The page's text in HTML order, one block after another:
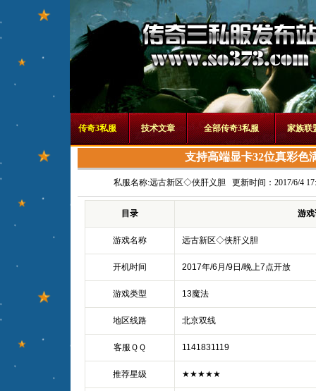
传奇3私服 技术文章 全部传奇3私服 家族联
支持高端显卡32位真彩色
私服名称:远古新区◇侠肝义胆更新时间：2017/6/4
目录 游
游戏名称 远古新区◇侠肝义胆
开机时间 2017年/6月/9日/晚上7点开放
游戏类型 13魔法
地区线路 北京双线
客服ＱＱ 1141831119
推荐星级 ★★★★★